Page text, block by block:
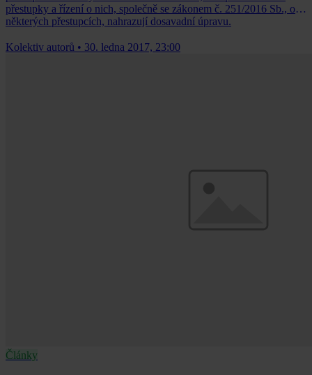
přestupky a řízení o nich, společně se zákonem č. 251/2016 Sb., o
některých přestupcích, nahrazují dosavadní úpravu.
Kolektiv autorů • 30. ledna 2017, 23:00
Články